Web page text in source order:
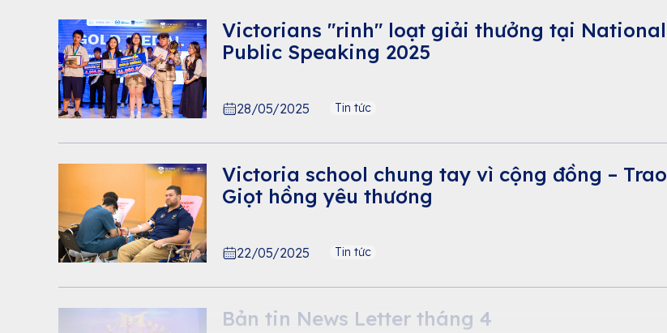
Victorians "rinh" loạt giải thưởng tại National
Public Speaking 2025
28/05/2025 Tin tức
Victoria school chung tay vì cộng đồng – Trao
Giọt hồng yêu thương
22/05/2025 Tin tức
Bản tin News Letter tháng 4